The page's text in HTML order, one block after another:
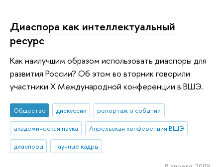
Диаспора как интеллектуальный
ресурс
Как наилучшим образом использовать диаспоры для
развития России? Об этом во вторник говорили
участники X Международной конференции в ВШЭ.
Общество дискуссии
репортаж о событии
академическая наука
Апрельская конференция ВШЭ
диаспоры
научные кадры